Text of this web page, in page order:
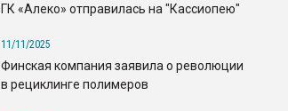
ГК «Алеко» отправилась на "Кассиопею"
11/11/2025
Финская компания заявила о революции
в рециклинге полимеров